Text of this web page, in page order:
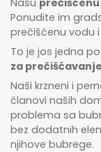
Ponudite im
prečišćenu vodu
To je jos jedna
za
Naši krzneni i
članovi naših
problema sa
bez dodatnih
njihove bubrege.